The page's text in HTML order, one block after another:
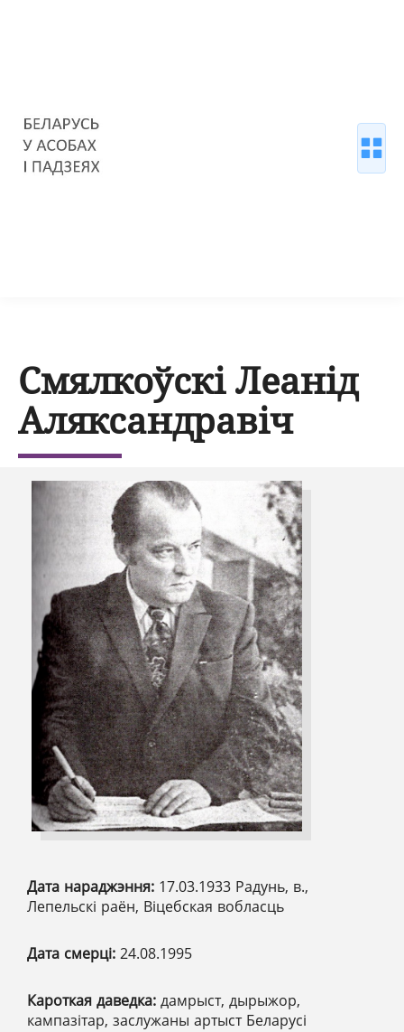
Смялкоўскі Леанід
Аляксандравіч
Дата нараджэння: 17.03.1933 Радунь, в.,
Лепельскі раён, Віцебская вобласць
Дата смерці: 24.08.1995
Кароткая даведка: дамрыст, дырыжор,
кампазітар, заслужаны артыст Беларусі